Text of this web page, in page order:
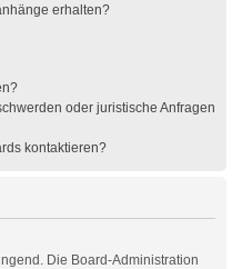
erhalten?
oder juristische Anfragen
kontaktieren?
Die Board-Administration